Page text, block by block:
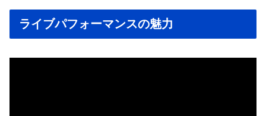
ライブパフォーマンスの魅力